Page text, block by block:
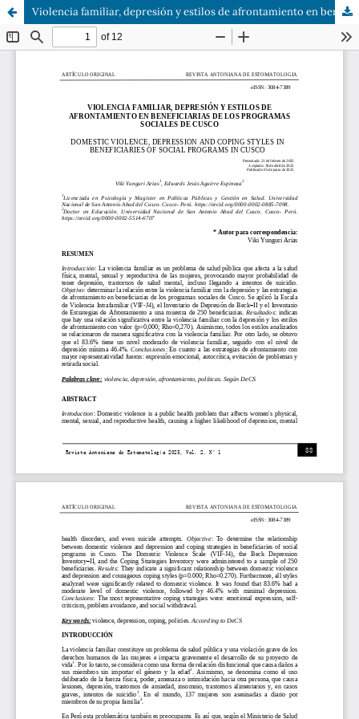
Violencia familiar, depresión y estilos de afrontamiento en beneficiarias de los programas sociales de Cusco